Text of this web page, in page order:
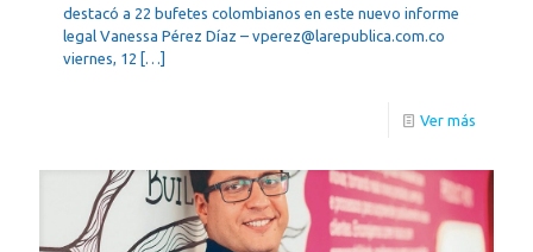
destacó a 22 bufetes colombianos en este nuevo informe
legal Vanessa Pérez Díaz – vperez@larepublica.com.co
viernes, 12 […]
Ver más